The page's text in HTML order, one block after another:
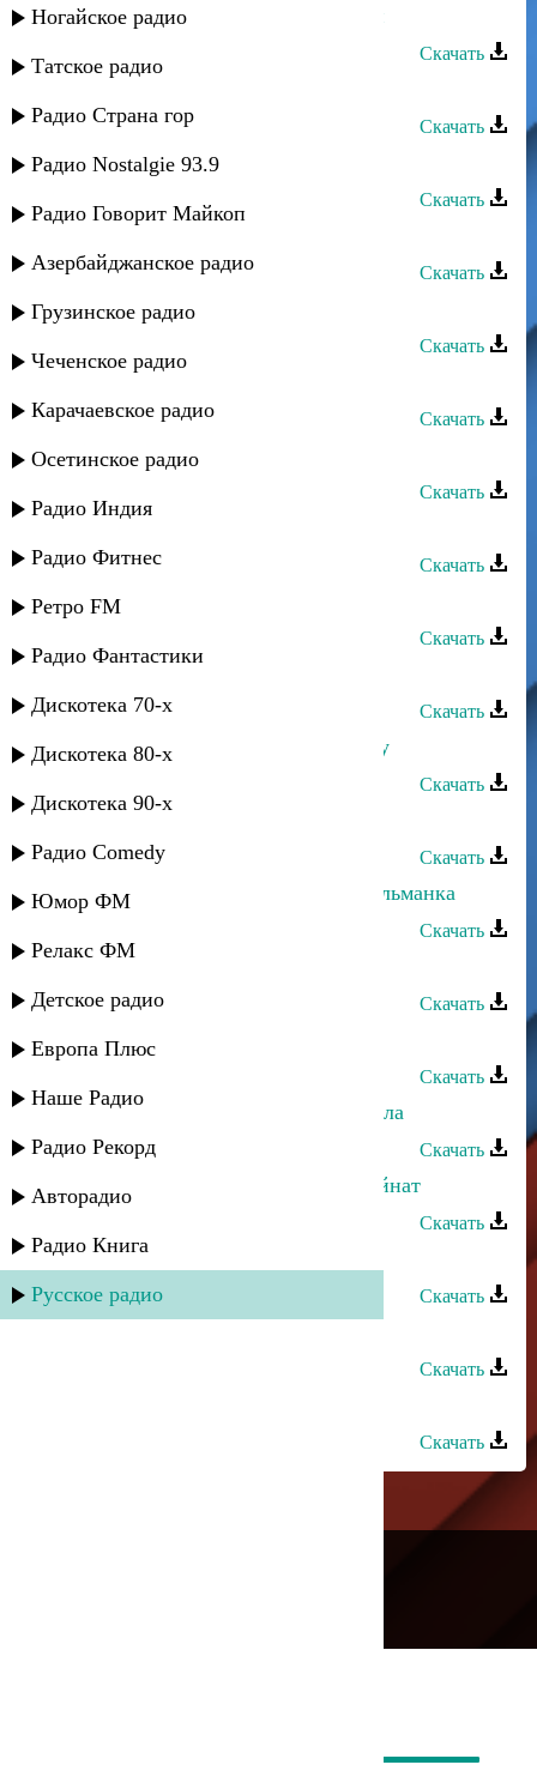
Ногайское радио
Татское радио
Радио Страна гор
Радио Nostalgie 93.9
Радио Говорит Майкоп
Азербайджанское радио
Грузинское радио
Чеченское радио
Карачаевское радио
Осетинское радио
Радио Индия
Радио Фитнес
Ретро FM
Радио Фантастики
Дискотека 70-х
Дискотека 80-х
Дискотека 90-х
Радио Comedy
Юмор ФМ
Релакс ФМ
Детское радио
Европа Плюс
Наше Радио
Радио Рекорд
Авторадио
Радио Книга
Русское радио
Эльдар Мусаев - Лезгинка барабан
Скачать
Скачать
Шамиль Гаджиев - Горный цветок
Скачать
Скачать
Шамиль Гаджиев - Поплывем
Скачать
Скачать
Шамиль - Я буду помнить
Скачать
Скачать
Шамиль Абакаров - Къара къаш
Скачать
Шамиль Абакаров - Лейла
Скачать
Шамиль Абакаров - Уронишь слезу
Скачать
Скачать
Ибрагим Мусаев - Сестренка мусульманка
Скачать
Скачать
Нуцалхан Саидов - Имам Шамиль
Скачать
Шамиль Кашешов - Ах, если б знала
Скачать
Далгат Кантулов - Шамиль и Шуайнат
Скачать
Омар Алиханов - Шамиль
Скачать
Скачать
Скачать